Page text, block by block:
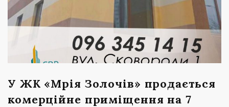
У ЖК «Мрія Золочів» продається
комерційне приміщення на 7